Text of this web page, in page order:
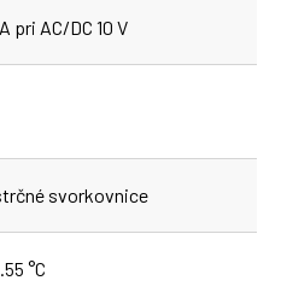
pri AC/DC 10 V
svorkovnice
°C